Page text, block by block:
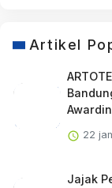
Artikel
22
Jajak